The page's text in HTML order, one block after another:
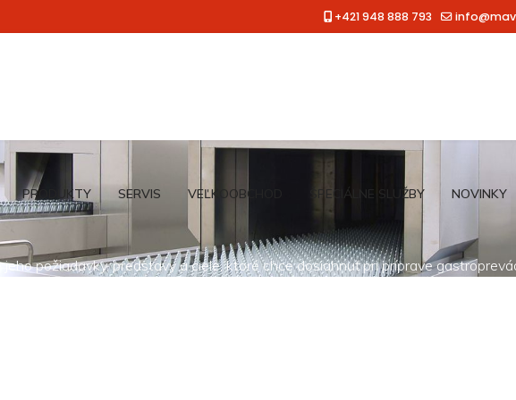
+421 948 888 793
PRODUKTY SERVIS VEĽKOOBCHOD ŠPECIÁLNE SLUŽBY NOVINKY
požiadavky, predstavy a ciele, ktoré chce dosiahnuť pri príprave